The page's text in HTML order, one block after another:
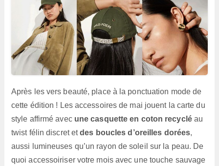
Après les vers beauté, place à la ponctuation mode de
cette édition ! Les accessoires de mai jouent la carte du
style affirmé avec une casquette en coton recycléau
twist félin discret etdes boucles d’oreilles dorées,
aussi lumineuses qu’un rayon de soleil sur la peau. De
quoi accessoiriser votre mois avec une touche sauvage